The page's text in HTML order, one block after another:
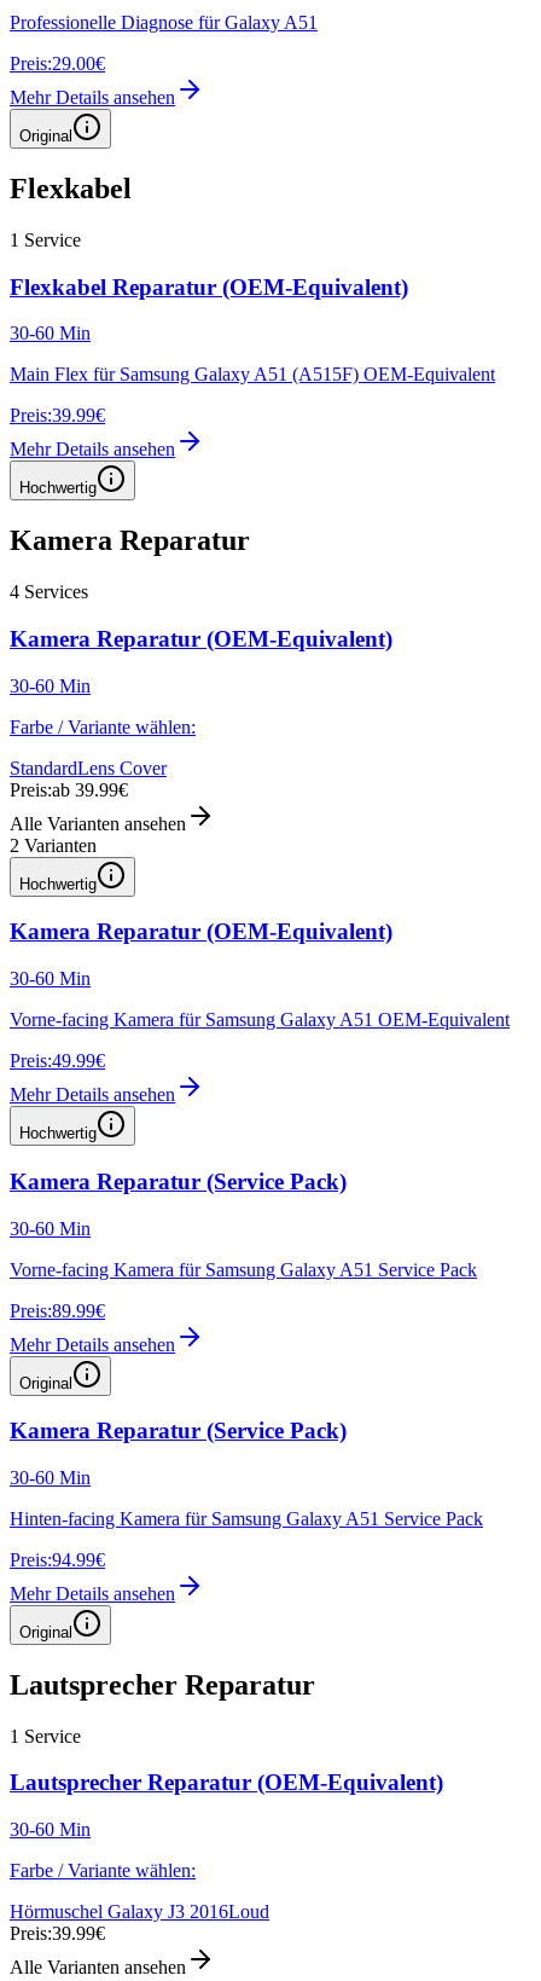
Professionelle Diagnose für Galaxy A51
Preis:29.00€
Mehr Details ansehen
Original
Flexkabel
1 Service
Flexkabel Reparatur (OEM-Equivalent)
30-60 Min
Main Flex für Samsung Galaxy A51 (A515F) OEM-Equivalent
Preis:39.99€
Mehr Details ansehen
Hochwertig
Kamera Reparatur
4 Services
Kamera Reparatur (OEM-Equivalent)
30-60 Min
Farbe / Variante wählen:
StandardLens Cover
Preis:ab 39.99€
Alle Varianten ansehen
2 Varianten
Hochwertig
Kamera Reparatur (OEM-Equivalent)
30-60 Min
Vorne-facing Kamera für Samsung Galaxy A51 OEM-Equivalent
Preis:49.99€
Mehr Details ansehen
Hochwertig
Kamera Reparatur (Service Pack)
30-60 Min
Vorne-facing Kamera für Samsung Galaxy A51 Service Pack
Preis:89.99€
Mehr Details ansehen
Original
Kamera Reparatur (Service Pack)
30-60 Min
Hinten-facing Kamera für Samsung Galaxy A51 Service Pack
Preis:94.99€
Mehr Details ansehen
Original
Lautsprecher Reparatur
1 Service
Lautsprecher Reparatur (OEM-Equivalent)
30-60 Min
Farbe / Variante wählen:
Hörmuschel Galaxy J3 2016Loud
Preis:39.99€
Alle Varianten ansehen